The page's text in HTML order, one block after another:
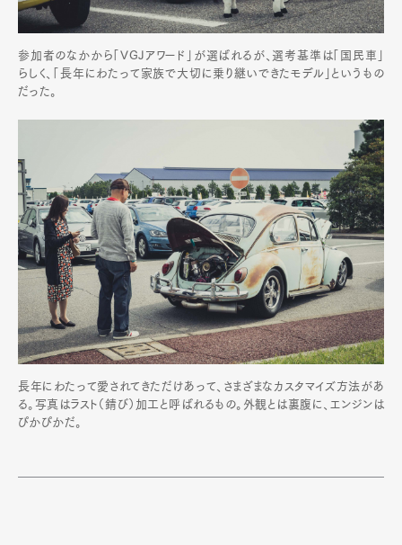
参加者のなかから「VGJアワード」が選ばれるが、選考基準は「国民車」
らしく、「長年にわたって家族で大切に乗り継いできたモデル」というもの
だった。
長年にわたって愛されてきただけあって、さまざまなカスタマイズ方法があ
る。写真はラスト（錆び）加工と呼ばれるもの。外観とは裏腹に、エンジンは
ぴかぴかだ。